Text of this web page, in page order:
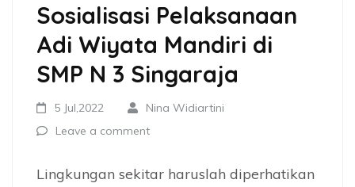
Sosialisasi Pelaksanaan
Adi Wiyata Mandiri di
SMP N 3 Singaraja
5 Jul,2022
Nina Widiartini
Leave a comment
Lingkungan sekitar haruslah diperhatikan